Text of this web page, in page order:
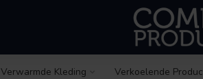
Verwarmde Kleding Verkoelende